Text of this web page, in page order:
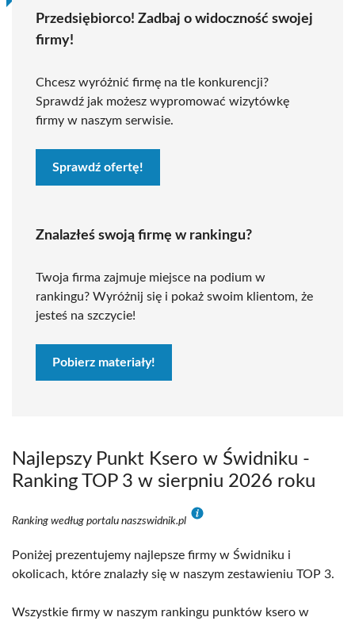
Przedsiębiorco! Zadbaj o widoczność swojej
firmy!
Chcesz wyróżnić firmę na tle konkurencji?
Sprawdź jak możesz wypromować wizytówkę
firmy w naszym serwisie.
Sprawdź ofertę!
Znalazłeś swoją firmę w rankingu?
Twoja firma zajmuje miejsce na podium w
rankingu? Wyróżnij się i pokaż swoim klientom, że
jesteś na szczycie!
Pobierz materiały!
Najlepszy Punkt Ksero w Świdniku -
Ranking TOP 3 w sierpniu 2026 roku
Ranking według portalu naszswidnik.pl
Poniżej prezentujemy najlepsze firmy w Świdniku i
okolicach, które znalazły się w naszym zestawieniu TOP 3.
Wszystkie firmy w naszym rankingu punktów ksero w